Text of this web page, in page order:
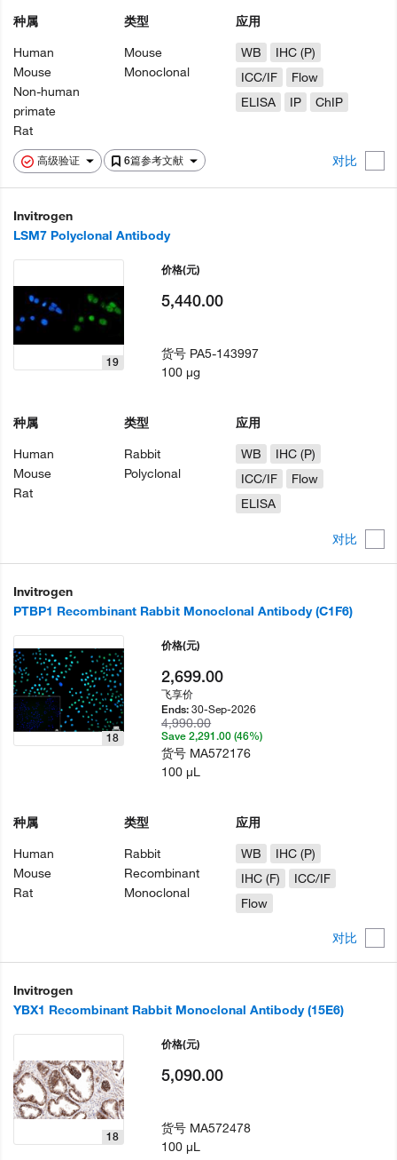
高级验证 6篇参考文献 对比
种属
Human
Mouse
Non-human
primate
Rat
类型
Mouse
Monoclonal
应用
WB
IHC (P)
ICC/IF
Flow
ELISA
IP ChIP
Invitrogen
LSM7 Polyclonal Antibody
对比
19
种属
Human
Mouse
Rat
类型
Rabbit
Polyclonal
应用
WB
IHC (P)
ICC/IF
Flow
ELISA
价格(元)
5,440.00
货号 PA5-143997
100 µg
Invitrogen
PTBP1 Recombinant Rabbit Monoclonal Antibody (C1F6)
对比
18
种属
Human
Mouse
Rat
类型
Rabbit
Recombinant
Monoclonal
应用
WB
IHC (P)
IHC (F)
ICC/IF
Flow
价格(元)
2,699.00
飞享价
Ends:30-Sep-2026
4,990.00
Save 2,291.00 (46%)
货号 MA572176
100 µL
Invitrogen
YBX1 Recombinant Rabbit Monoclonal Antibody (15E6)
18
价格(元)
5,090.00
货号 MA572478
100 µL